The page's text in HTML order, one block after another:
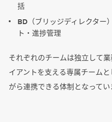
括
BD（ブリッジディレクター
ト・進捗管理
それぞれのチームは独立して
イアントを支える専属チーム
がら連携できる体制となってい